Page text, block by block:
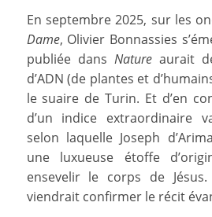
En septembre 2025, sur les
Dame, Olivier Bonnassies
publiée dans Natureaurait
d’ADN (de plantes et
le suaire de Turin. Et d’en
d’un indice extraordinaire
selon laquelle Joseph
une luxueuse étoffe
ensevelir le corps de
viendrait confirmer le récit